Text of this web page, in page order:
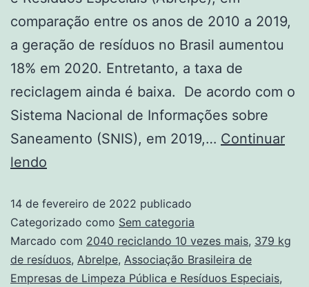
comparação entre os anos de 2010 a 2019,
a geração de resíduos no Brasil aumentou
18% em 2020. Entretanto, a taxa de
reciclagem ainda é baixa. De acordo com o
Sistema Nacional de Informações sobre
Saneamento (SNIS), em 2019,… Continuar
lendo
14 de fevereiro de 2022 publicado
Categorizado como Sem categoria
Marcado com 2040 reciclando 10 vezes mais, 379 kg
de resíduos, Abrelpe, Associação Brasileira de
Empresas de Limpeza Pública e Resíduos Especiais,